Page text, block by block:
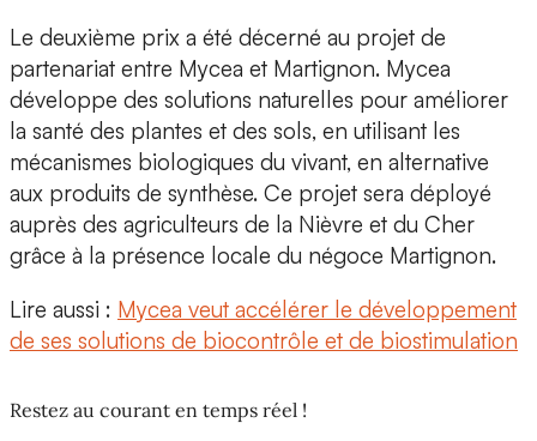
Le deuxième prix a été décerné au projet de
partenariat entre Mycea et Martignon. Mycea
développe des solutions naturelles pour améliorer
la santé des plantes et des sols, en utilisant les
mécanismes biologiques du vivant, en alternative
aux produits de synthèse. Ce projet sera déployé
auprès des agriculteurs de la Nièvre et du Cher
grâce à la présence locale du négoce Martignon.
Lire aussi : Mycea veut accélérer le développement
de ses solutions de biocontrôle et de biostimulation
Restez au courant en temps réel !